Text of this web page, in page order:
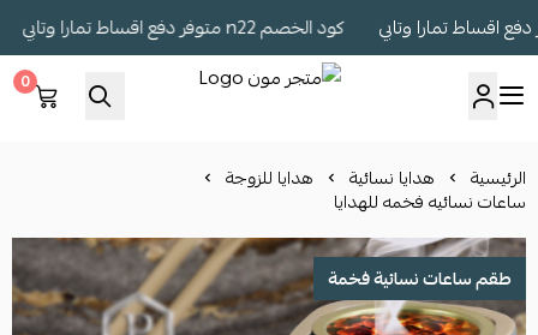
كود الخصم n22 متوفر دفع اقساط تمارا وتابي
0
الرئيسية هدايا نسائية هدايا للزوجة
ساعات نسائيه فخمه للهدايا
طقم ساعات نسائية فخمة